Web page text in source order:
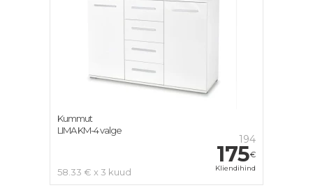
194
175€
Kliendihind
58.33 € x 3 kuud
Kummut
LIMA KM-4 valge